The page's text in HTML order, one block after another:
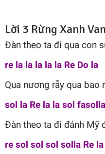
Lời 3 Rừng Xanh
Đàn theo ta đi qua con
re la la la la la Re Do la
Qua nương rẫy qua bao
sol la Re la la sol fasolla
Đàn theo ta đi đánh Mỹ
re sol sol sol solla Re la